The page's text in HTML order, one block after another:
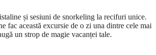
și sesiuni de snorkeling la recifuri unice.
fac această excursie de o zi una dintre cele mai
un strop de magie vacanței tale.